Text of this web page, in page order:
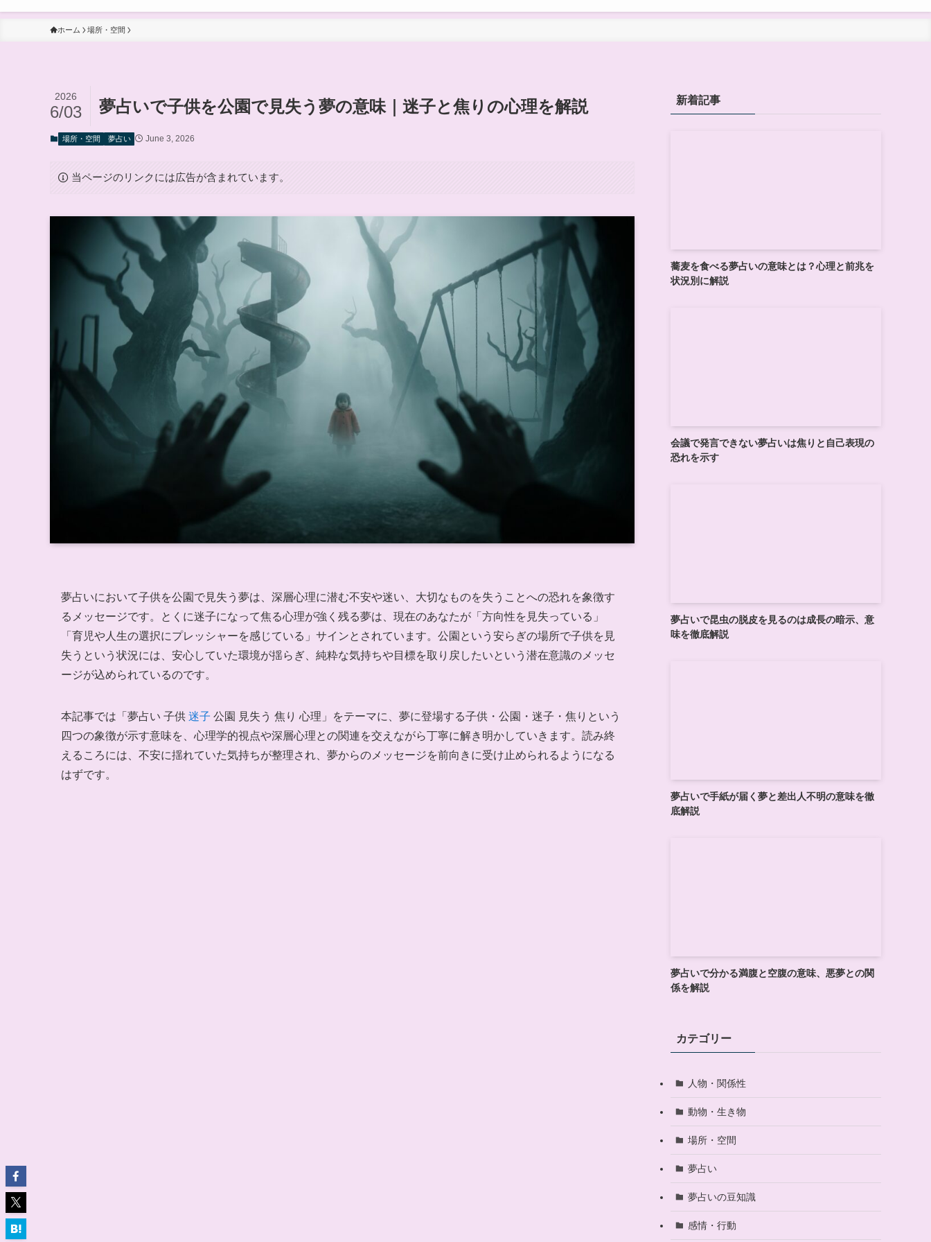
ホーム 場所・空間
夢占いで子供を公園で見失う夢の意味｜迷子と焦りの心理を解説
2026
6/03
場所・空間 夢占い June 3, 2026
当ページのリンクには広告が含まれています。
夢占いにおいて子供を公園で見失う夢は、深層心理に潜む不安や迷い、大切なものを失うことへの恐れを象徴す
るメッセージです。とくに迷子になって焦る心理が強く残る夢は、現在のあなたが「方向性を見失っている」
「育児や人生の選択にプレッシャーを感じている」サインとされています。公園という安らぎの場所で子供を見
失うという状況には、安心していた環境が揺らぎ、純粋な気持ちや目標を取り戻したいという潜在意識のメッセ
ージが込められているのです。
本記事では「夢占い 子供 迷子 公園 見失う 焦り 心理」をテーマに、夢に登場する子供・公園・迷子・焦りという
四つの象徴が示す意味を、心理学的視点や深層心理との関連を交えながら丁寧に解き明かしていきます。読み終
えるころには、不安に揺れていた気持ちが整理され、夢からのメッセージを前向きに受け止められるようになる
はずです。
新着記事
蕎麦を食べる夢占いの意味とは？心理と前兆を
状況別に解説
会議で発言できない夢占いは焦りと自己表現の
恐れを示す
夢占いで昆虫の脱皮を見るのは成長の暗示、意
味を徹底解説
夢占いで手紙が届く夢と差出人不明の意味を徹
底解説
夢占いで分かる満腹と空腹の意味、悪夢との関
係を解説
カテゴリー
人物・関係性
動物・生き物
場所・空間
夢占い
夢占いの豆知識
感情・行動